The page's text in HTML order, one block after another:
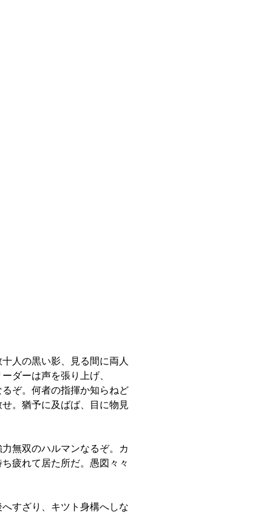
人の黒い影、見る間に両人
ダーは声を張り上げ、
ぞ。何者の指揮か知らねど
。猶予に及ばば、目に物見
無双のハルマンなるぞ。カ
疲れて居た所だ。愚図々々
すざり、キツト身構へしな